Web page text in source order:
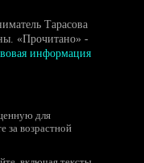
Тарасова
«Прочитано» -
информация
для
за возрастной